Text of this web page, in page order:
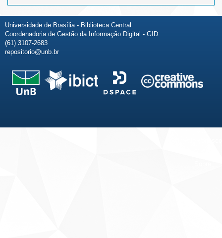
Universidade de Brasília - Biblioteca Central
Coordenadoria de Gestão da Informação Digital - GID
(61) 3107-2683
repositorio@unb.br